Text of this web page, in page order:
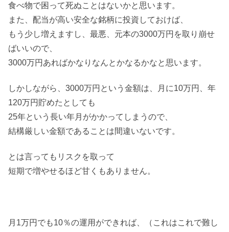
食べ物で困って死ぬことはないかと思います。
また、配当が高い安全な銘柄に投資しておけば、
もう少し増えますし、最悪、元本の3000万円を取り崩せ
ばいいので、
3000万円あればかなりなんとかなるかなと思います。
しかしながら、3000万円という金額は、月に10万円、年
120万円貯めたとしても
25年という長い年月がかかってしまうので、
結構厳しい金額であることは間違いないです。
とは言ってもリスクを取って
短期で増やせるほど甘くもありません。
月1万円でも10％の運用ができれば、（これはこれで難し